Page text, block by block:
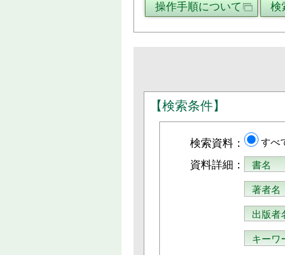
操作手順について 検
【検索条件】
検索資料： すべ
資料詳細：